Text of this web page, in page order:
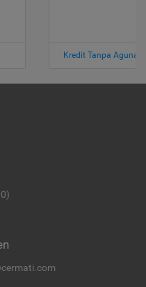
Kredit Tanpa Agunan